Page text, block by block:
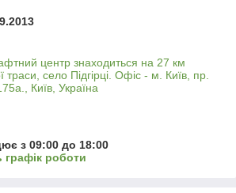
центр знаходиться на 27 км
траси, село Підгірці. Офіс - м. Київ, пр.
Київ, Україна
з 09:00 до 18:00
графік роботи